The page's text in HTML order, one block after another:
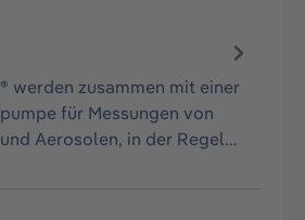
werden zusammen mit einer
für Messungen von
Aerosolen, in der Regel…